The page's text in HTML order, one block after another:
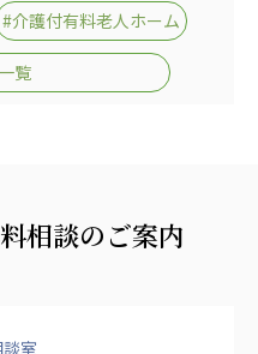
ー
#介護付有料老人ホーム
覧
相談のご案内
室